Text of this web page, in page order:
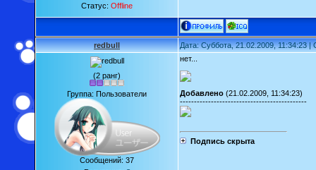
Статус: Offline
redbull Дата: Суббота, 21.02.2009, 11:34:23
(2 ранг)
Группа: Пользователи
Сообщений: 37
нет...
Добавлено (21.02.2009, 11:34:23)
---------------------------------------------
Подпись скрыта